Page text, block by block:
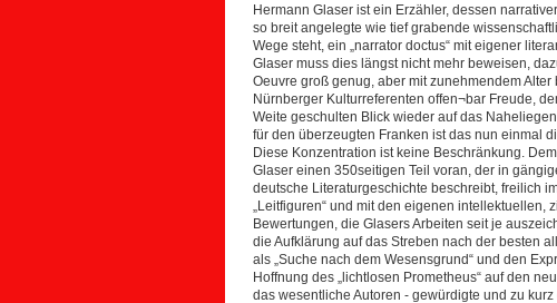
Hermann Glaser ist ein Erzähler, dessen
so breit angelegte wie tief grabende
Wege steht, ein „narrator doctus“ mit eigener
Glaser muss dies längst nicht mehr beweisen,
Oeuvre groß genug, aber mit zunehmendem Alter
Nürnberger Kulturreferenten offen¬bar Freude,
Weite geschulten Blick wieder auf das
für den überzeugten Franken ist das nun einmal
Diese Konzentration ist keine Beschränkung.
Glaser einen 350seitigen Teil voran, der in
deutsche Literaturgeschichte beschreibt, freilich
„Leitfiguren“ und mit den eigenen intellektuellen,
Bewertungen, die Glasers Arbeiten seit je
die Aufklärung auf das Streben nach der besten
als „Suche nach dem Wesensgrund“ und den
Hoffnung des „lichtlosen Prometheus“ auf den
das wesentliche Autoren - gewürdigte und zu